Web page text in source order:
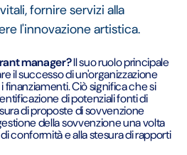
fornire servizi alla
l'innovazione artistica.
manager?Il suo ruolo principale
il successo di un'organizzazione
finanziamenti. Ciò significa che si
di potenziali fonti di
di proposte di sovvenzione
della sovvenzione una volta
conformità e alla stesura di rapporti